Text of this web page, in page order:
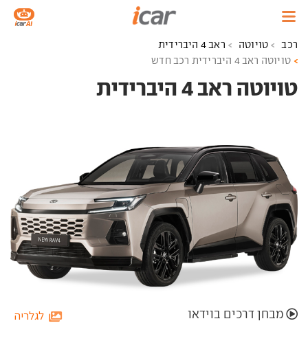
רכב טויוטה
ראב 4 היברידית
טויוטה ראב 4 היברידית רכב חדש
טויוטה ראב 4 היברידית ‏
לגלריה מבחן דרכים בוידאו